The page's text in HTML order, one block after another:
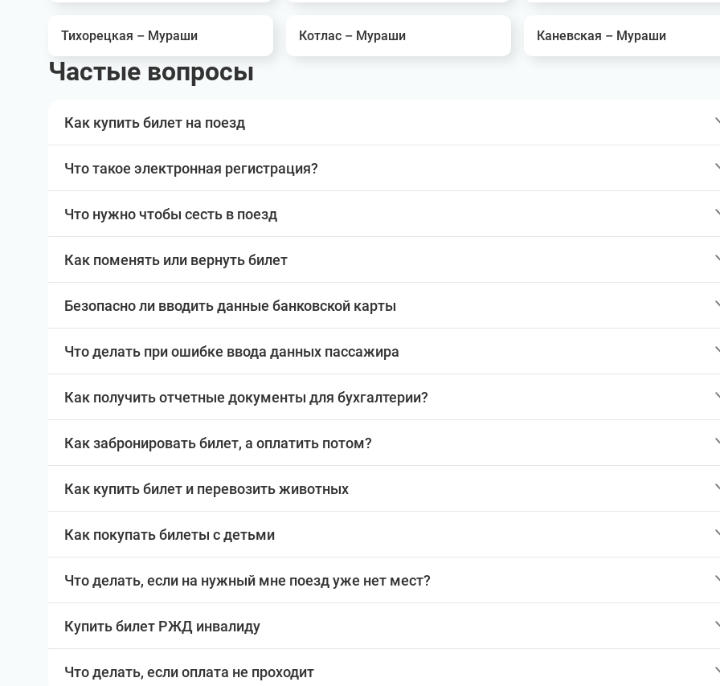
Тихорецкая – Мураши Котлас – Мураши Каневская – Мураши
Частые вопросы
Как купить билет на поезд
Что такое электронная регистрация?
Что нужно чтобы сесть в поезд
Как поменять или вернуть билет
Безопасно ли вводить данные банковской карты
Что делать при ошибке ввода данных пассажира
Как получить отчетные документы для бухгалтерии?
Как забронировать билет, а оплатить потом?
Как купить билет и перевозить животных
Как покупать билеты с детьми
Что делать, если на нужный мне поезд уже нет мест?
Купить билет РЖД инвалиду
Что делать, если оплата не проходит